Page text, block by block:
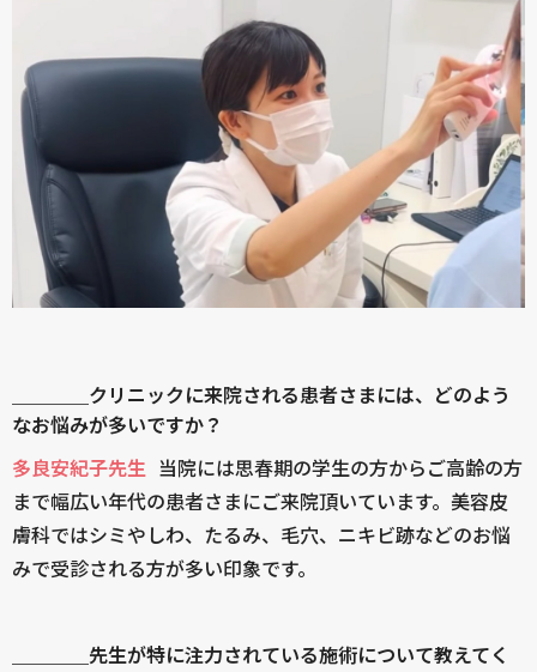
＿＿＿＿クリニックに来院される患者さまには、どのよう
なお悩みが多いですか？
多良安紀子先生
当院には思春期の学生の方からご高齢の方
まで幅広い年代の患者さまにご来院頂いています。美容皮
膚科ではシミやしわ、たるみ、毛穴、ニキビ跡などのお悩
みで受診される方が多い印象です。
＿＿＿＿先生が特に注力されている施術について教えてく